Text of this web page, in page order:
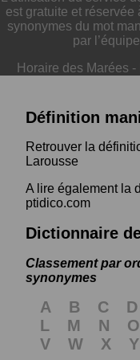
est gratuite et
synonymes du mot
par
Horaire des Marées -
Définition
Retrouver la
Larousse
A lire également la
ptidico.com
Dictionnaire
Classement par
synonymes
A B C D
L
M N O
V
W X Y